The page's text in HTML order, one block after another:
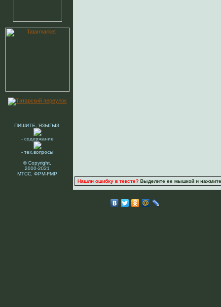
ПИШИТЕ, ЯЗЫГЫЗ:
- содержание
- тех.вопросы
© Copyright,
2000-2021
МТСС, ФРМ-FMP
Нашли ошибку в тексте?Выделите ее мышкой и нажмите